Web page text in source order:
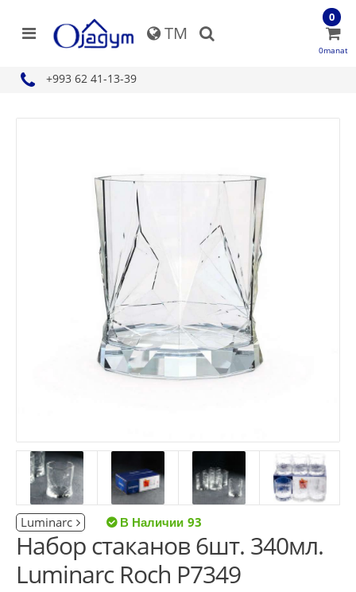
TM
+993 62 41-13-39
0
0manat
Luminarc 93
Набор стаканов 6шт. 340мл.
Luminarc Roch P7349